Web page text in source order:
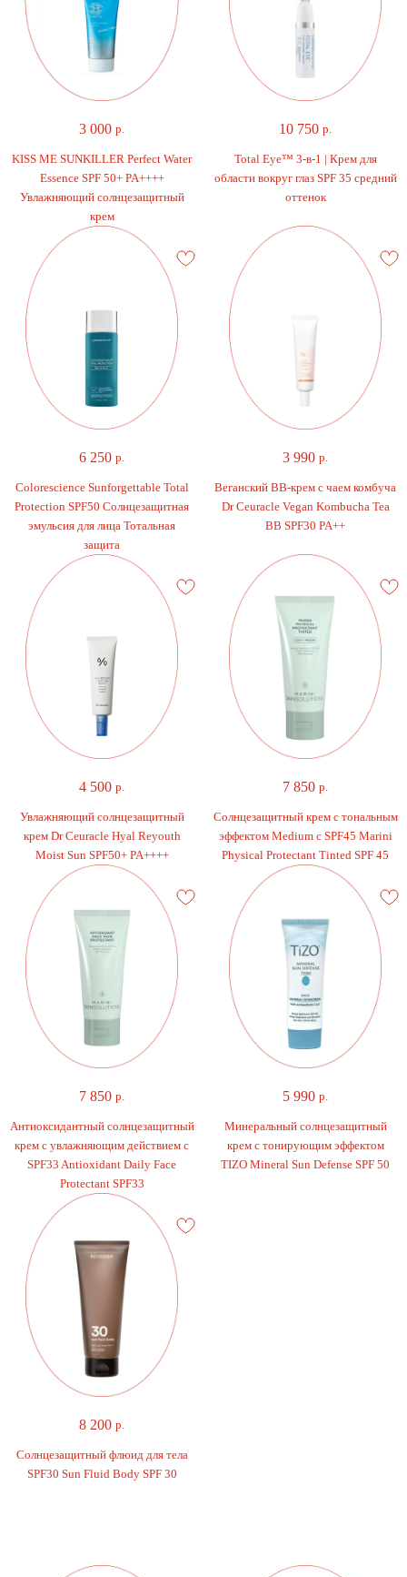
3 000 р.
KISS ME SUNKILLER Perfect Water
Essence SPF 50+ PA++++
Увлажняющий солнцезащитный
крем
10 750 р.
Total Eye™ 3-в-1 | Крем для
области вокруг глаз SPF 35 средний
оттенок
6 250 р.
Colorescience Sunforgettable Total
Protection SPF50 Солнцезащитная
эмульсия для лица Тотальная
защита
3 990 р.
Веганский BB-крем с чаем комбуча
Dr Ceuracle Vegan Kombucha Tea
BB SPF30 PA++
4 500 р.
Увлажняющий солнцезащитный
крем Dr Ceuracle Hyal Reyouth
Moist Sun SPF50+ PA++++
7 850 р.
Солнцезащитный крем с тональным
эффектом Medium c SPF45 Marini
Physical Protectant Tinted SPF 45
7 850 р.
Антиоксидантный солнцезащитный
крем с увлажняющим действием с
SPF33 Antioxidant Daily Face
Protectant SPF33
5 990 р.
Минеральный солнцезащитный
крем с тонирующим эффектом
TIZO Mineral Sun Defense SPF 50
8 200 р.
Солнцезащитный флюид для тела
SPF30 Sun Fluid Body SPF 30